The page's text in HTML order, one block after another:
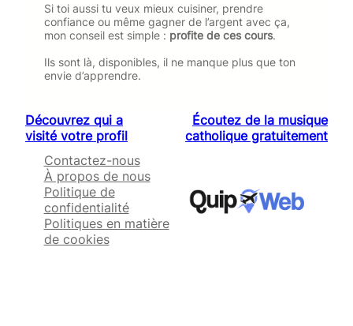
Si toi aussi tu veux mieux cuisiner, prendre
confiance ou même gagner de l’argent avec ça,
mon conseil est simple : profite de ces cours.
Ils sont là, disponibles, il ne manque plus que ton
envie d’apprendre.
Découvrez qui a
visité votre profil
Écoutez de la musique
catholique gratuitement
Contactez-nous
À propos de nous
Politique de
confidentialité
Politiques en matière
de cookies